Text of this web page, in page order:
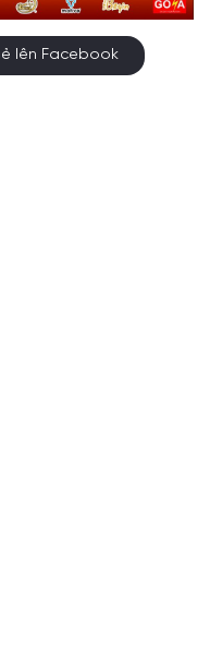
lên Facebook